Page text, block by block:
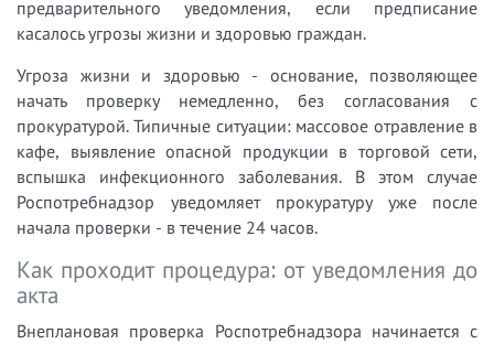
предварительного уведомления, если предписание
касалось угрозы жизни и здоровью граждан.
Угроза жизни и здоровью - основание, позволяющее
начать проверку немедленно, без согласования с
прокуратурой. Типичные ситуации: массовое отравление в
кафе, выявление опасной продукции в торговой сети,
вспышка инфекционного заболевания. В этом случае
Роспотребнадзор уведомляет прокуратуру уже после
начала проверки - в течение 24 часов.
Как проходит процедура: от уведомления до
акта
Внеплановая проверка Роспотребнадзора начинается с